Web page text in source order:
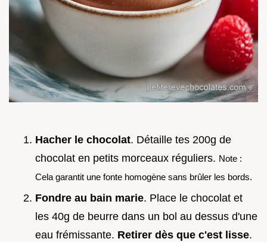
Hacher le chocolat. Détaille tes 200g de
chocolat en petits morceaux réguliers. Note :
Cela garantit une fonte homogène sans brûler les bords.
Fondre au bain marie. Place le chocolat et
les 40g de beurre dans un bol au dessus d'une
eau frémissante. Retirer dès que c'est lisse.